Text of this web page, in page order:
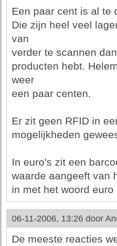
Een paar cent is al te
Die zijn heel veel
van
verder te scannen
producten hebt.
weer
een paar centen.
Er zit geen RFID in
mogelijkheden
In euro's zit een
waarde aangeeft van
in met het woord euro
06-11-2006, 13:26 door
De meeste reacties